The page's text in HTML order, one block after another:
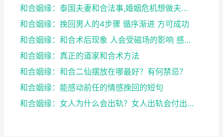
和合姻缘：泰国夫妻和合法事,婚姻危机想做夫妻和合法...
和合姻缘：挽回男人的4步骤 循序渐进 方可成功
和合姻缘：和合术后现象 人会受磁场的影响 感到头晕...
和合姻缘：真正的道家和合术方法
和合姻缘：和合二仙摆放在哪最好？有何禁忌？
和合姻缘：能感动前任的情感挽回的短句
和合姻缘：女人为什么会出轨？女人出轨会付出感情吗？